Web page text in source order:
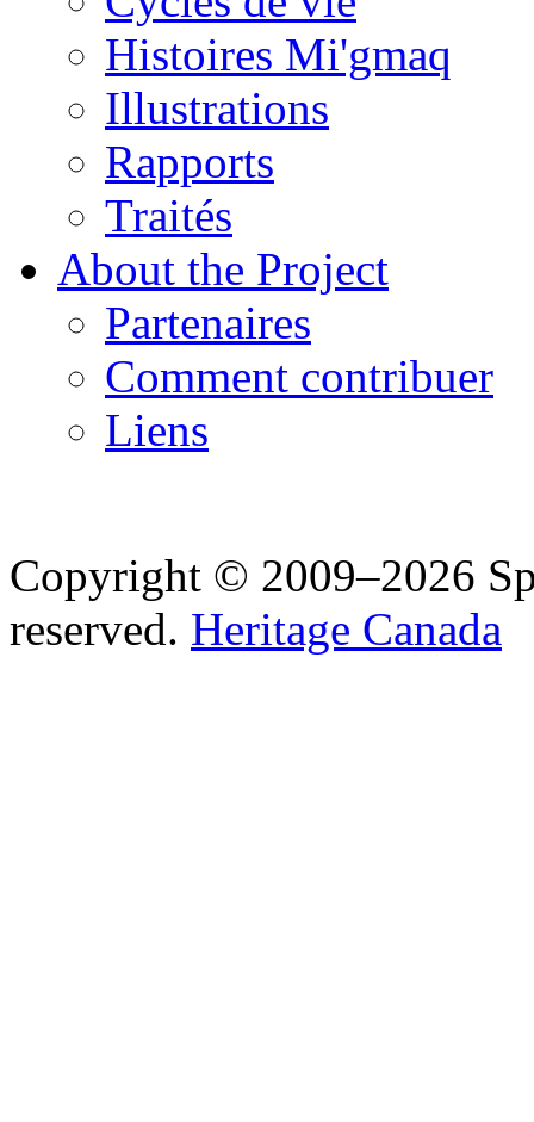
Histoires Mi'gmaq
Illustrations
Rapports
Traités
About the Project
Partenaires
Comment contribuer
Liens
Copyright © 2009–2026
reserved. Heritage Canada